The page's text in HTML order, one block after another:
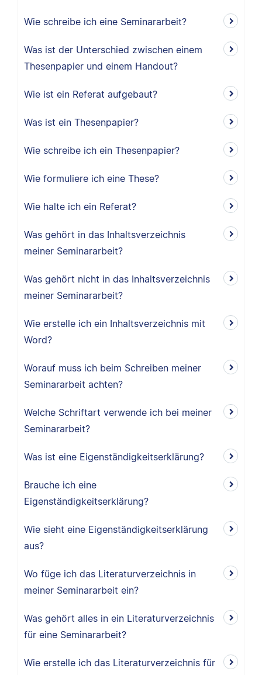
Wie schreibe ich eine Seminararbeit?
Was ist der Unterschied zwischen einem
Thesenpapier und einem Handout?
Wie ist ein Referat aufgebaut?
Was ist ein Thesenpapier?
Wie schreibe ich ein Thesenpapier?
Wie formuliere ich eine These?
Wie halte ich ein Referat?
Was gehört in das Inhaltsverzeichnis
meiner Seminararbeit?
Was gehört nicht in das Inhaltsverzeichnis
meiner Seminararbeit?
Wie erstelle ich ein Inhaltsverzeichnis mit
Word?
Worauf muss ich beim Schreiben meiner
Seminararbeit achten?
Welche Schriftart verwende ich bei meiner
Seminararbeit?
Was ist eine Eigenständigkeitserklärung?
Brauche ich eine
Eigenständigkeitserklärung?
Wie sieht eine Eigenständigkeitserklärung
aus?
Wo füge ich das Literaturverzeichnis in
meiner Seminararbeit ein?
Was gehört alles in ein Literaturverzeichnis
für eine Seminararbeit?
Wie erstelle ich das Literaturverzeichnis für